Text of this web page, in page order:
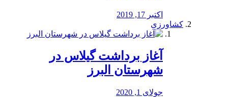
اکتبر 17, 2019
کشاورزی
آغاز برداشت گیلاس در
شهرستان البرز
جولای 1, 2020